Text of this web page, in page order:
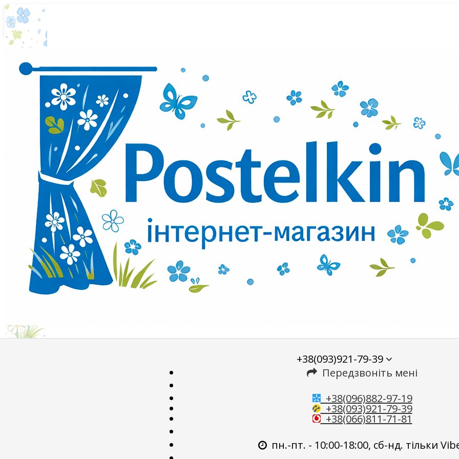
+38(093)921-79-39
Передзвоніть мені
+38(096)882-97-19
+38(093)921-79-39
+38(066)811-71-81
пн.-пт. - 10:00-18:00, сб-нд. тільки